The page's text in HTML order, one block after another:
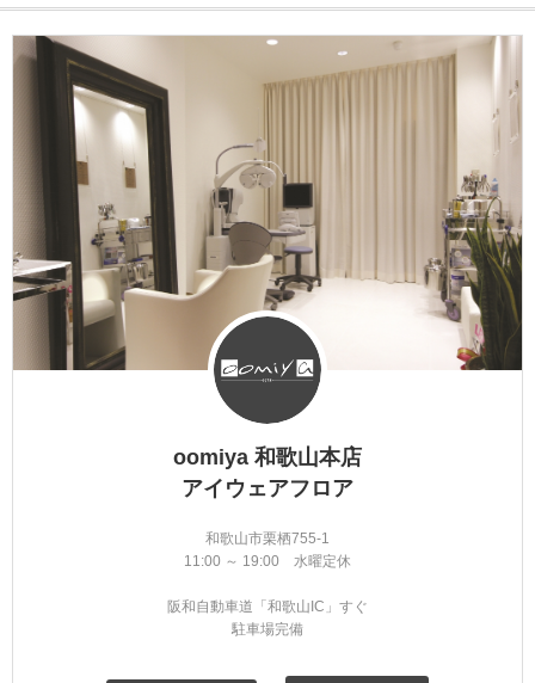
oomiya 和歌山本店
アイウェアフロア
和歌山市栗栖755-1
11:00 ～ 19:00 水曜定休
阪和自動車道「和歌山IC」すぐ
駐車場完備